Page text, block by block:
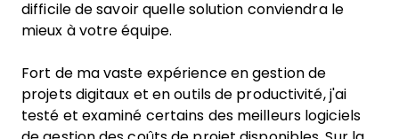
difficile de savoir quelle solution conviendra le
mieux à votre équipe.
Fort de ma vaste expérience en gestion de
projets digitaux et en outils de productivité, j'ai
testé et examiné certains des meilleurs logiciels